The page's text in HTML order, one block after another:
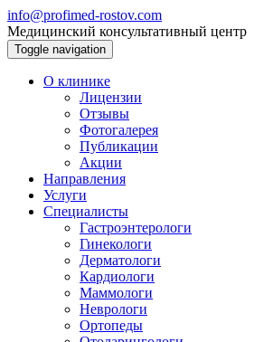
info@profimed-rostov.com
Медицинский консультативный центр
Toggle navigation
О клинике
Лицензии
Отзывы
Фотогалерея
Публикации
Акции
Направления
Услуги
Специалисты
Гастроэнтерологи
Гинекологи
Дерматологи
Кардиологи
Маммологи
Неврологи
Ортопеды